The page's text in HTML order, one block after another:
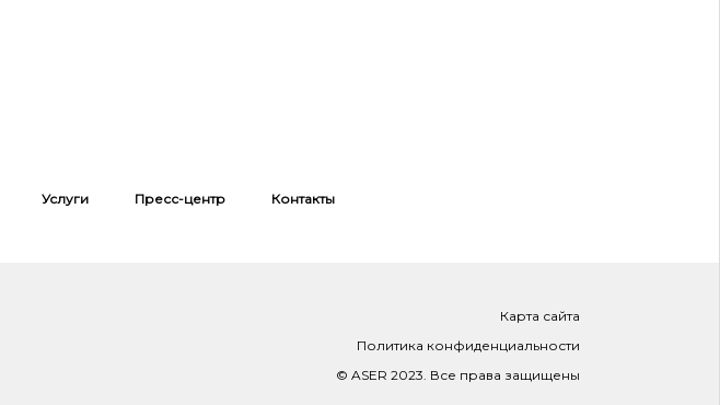
Услуги Пресс-центр Контакты
Карта сайта
Политика конфиденциальности
© ASER 2023. Все права защищены